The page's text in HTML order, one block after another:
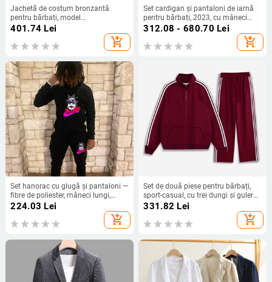
Jachetă de costum bronzantă
pentru bărbați, model
transfrontalier Amazon, pentru
gazde de nunți, jachetă de costum
pentru cavaleri de onoare, rochie de
401.74 Lei
add_shopping_cart
Set cardigan și pantaloni de iarnă
pentru bărbați, 2023, cu mâneci
lungi, căptușit cu fleece, din
312.08 - 680.70 Lei
add_shopping_cart
Set hanorac cu glugă și pantaloni —
fibre de poliester, mâneci lungi,
pantaloni lungi, pulover, patru
224.03 Lei
add_shopping_cart
Set de două piese pentru bărbați,
sport-casual, cu trei dungi și guler
înalt
331.82 Lei
add_shopping_cart